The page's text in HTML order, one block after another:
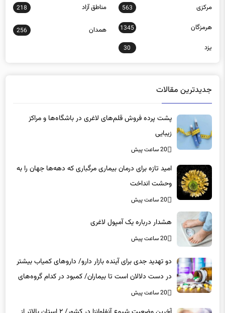
مرکزی 563 مناطق آزاد 218
هرمزگان 1345 همدان 256
یزد 30
جدیدترین مقالات
پشت پرده فروش قلم‌های لاغری در باشگاه‌ها و مراکز
زیبایی
20 ساعت پیش
امید تازه برای درمان بیماری مرگباری که دهه‌ها جهان را به
وحشت انداخت
20 ساعت پیش
هشدار درباره یک آمپول لاغری
20 ساعت پیش
دو تهدید جدی برای آینده بازار دارو/ داروهای کمیاب بیشتر
در دست دلالان است تا بیماران/ کمبود در کدام گروه‌های
دارویی محسوس‌تر است؟
20 ساعت پیش